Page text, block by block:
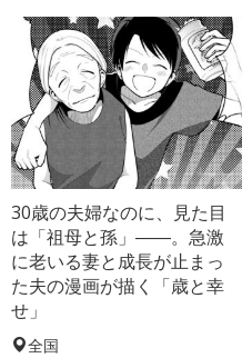
30歳の夫婦なのに、見た目
は「祖母と孫」――。急激
に老いる妻と成長が止まっ
た夫の漫画が描く「歳と幸
せ」
全国